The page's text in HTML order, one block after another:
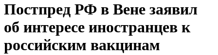
Постпред РФ в Вене заявил
об интересе иностранцев к
российским вакцинам